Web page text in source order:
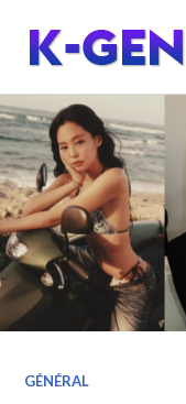
contenu
principal
K-GEN
GÉNÉRAL